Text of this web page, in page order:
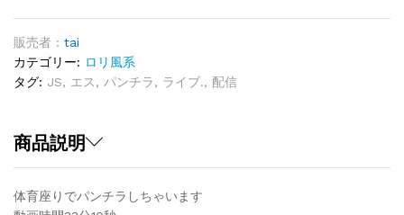
ー
ス
31
quantity
販売者 : tai
カテゴリー: ロリ風系
タグ: JS, エス, パンチラ, ライブ., 配信
商品説明
体育座りでパンチラしちゃいます